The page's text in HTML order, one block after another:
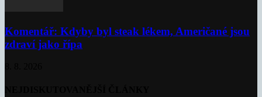
Komentář: Kdyby byl steak lékem, Američané jsou
zdraví jako řípa